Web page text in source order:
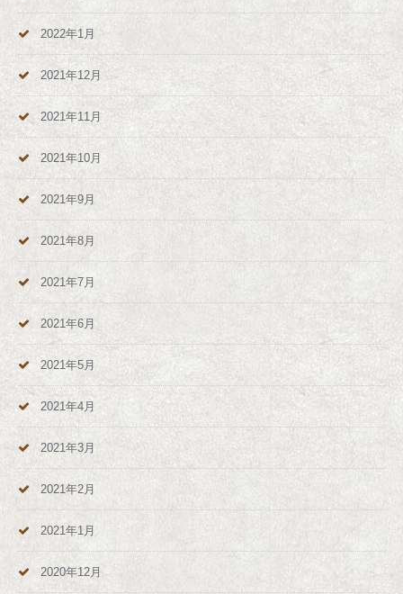
2022年1月
2021年12月
2021年11月
2021年10月
2021年9月
2021年8月
2021年7月
2021年6月
2021年5月
2021年4月
2021年3月
2021年2月
2021年1月
2020年12月